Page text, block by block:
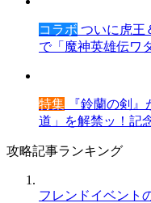
コラボ ついに虎王
で「魔神英雄伝ワ
特集 『鈴蘭の剣
道」を解禁ッ！記
攻略記事ランキング
フレンドイベント